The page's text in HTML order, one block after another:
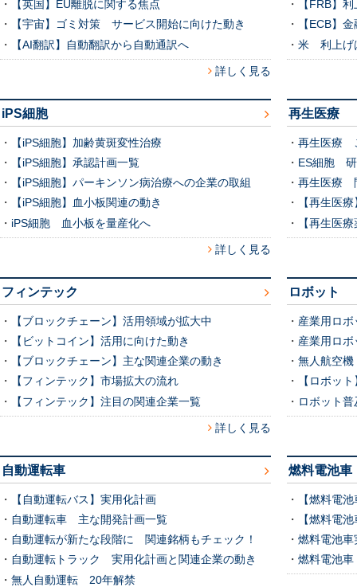
・
【英国】EU離脱に関する焦点
・
【宇宙】ゴミ対策 サービス開始に向けた動き
・
【AI翻訳】自動翻訳から自動通訳へ
詳しく見る
・
【FRB】
・
【ECB】
・ 米 利上げ
iPS細胞
・
【iPS細胞】加齢黄斑変性治療
・
【iPS細胞】承認計画一覧
・
【iPS細胞】パーキンソン病治療への企業の取組
・
【iPS細胞】血小板関連の動き
・ iPS細胞 血小板を量産化へ
詳しく見る
再生医療
・ 再生医療
・ ES細胞 研
・ 再生医療
・
【再生医
・
【再生医
フィンテック
・
【ブロックチェーン】活用領域が拡大中
・
【ビットコイン】活用に向けた動き
・
【ブロックチェーン】主な関連企業の動き
・
【フィンテック】市場拡大の流れ
・
【フィンテック】注目の関連企業一覧
詳しく見る
ロボット
・ 産業用ロ
・ 産業用ロ
・ 無人航空機
・
【ロボッ
・ ロボット
自動運転車
・
【自動運転バス】実用化計画
・ 自動運転車 主な開発計画一覧
・ 自動運転が新たな段階に 関連銘柄もチェック！
・ 自動運転トラック 実用化計画と関連企業の動き
・ 無人自動運転 20年解禁
燃料電池車
・
【燃料電
・
【燃料電
・ 燃料電池車
・ 燃料電池